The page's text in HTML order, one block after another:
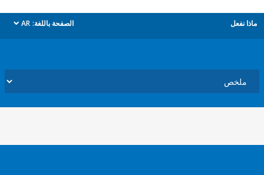
الصفحة باللغة: AR
dropdown